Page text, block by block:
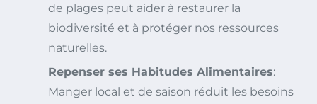
de plages peut aider à restaurer la
biodiversité et à protéger nos ressources
naturelles.
Repenser ses Habitudes Alimentaires:
Manger local et de saison réduit les besoins